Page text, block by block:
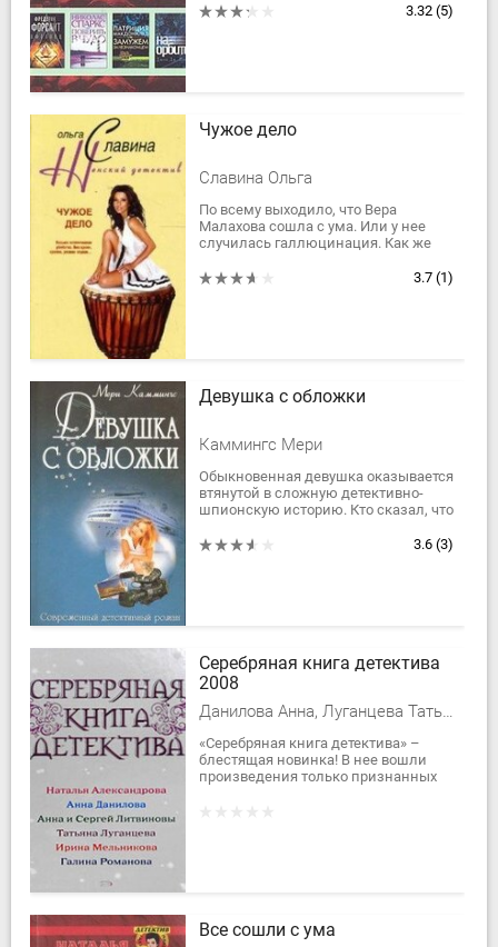
мог покушаться на ее жизнь....3.32 (5)
Чужое дело
Славина Ольга
По всему выходило, что Вера
Малахова сошла с ума. Или у нее
случилась галлюцинация. Как же
Москве похищен и убит известный
3.7 (1)
Девушка с обложки
Каммингс Мери
Обыкновенная девушка оказывается
втянутой в сложную детективно-
шпионскую историю. Кто сказал, что
не справится с любой сложной...3.6 (3)
Серебряная книга детектива
2008
Данилова Анна, Луганцева Татьяна Игоревна
«Серебряная книга детектива» –
блестящая новинка! В нее вошли
произведения только признанных
Все сошли с ума